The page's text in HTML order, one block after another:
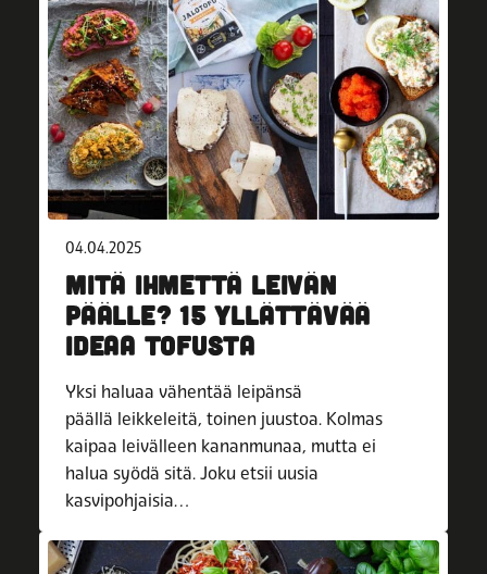
04.04.2025
MITÄ IHMETTÄ LEIVÄN
PÄÄLLE? 15 YLLÄTTÄVÄÄ
IDEAA TOFUSTA
Yksi haluaa vähentää leipänsä
päällä leikkeleitä, toinen juustoa. Kolmas
kaipaa leivälleen kananmunaa, mutta ei
halua syödä sitä. Joku etsii uusia
kasvipohjaisia…